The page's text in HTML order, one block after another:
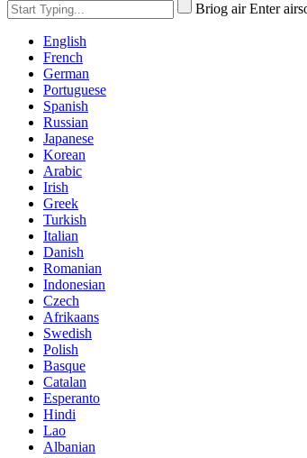
Briog air Enter
English
French
German
Portuguese
Spanish
Russian
Japanese
Korean
Arabic
Irish
Greek
Turkish
Italian
Danish
Romanian
Indonesian
Czech
Afrikaans
Swedish
Polish
Basque
Catalan
Esperanto
Hindi
Lao
Albanian